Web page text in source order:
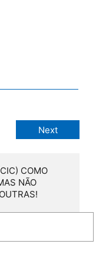
COMO
NÃO